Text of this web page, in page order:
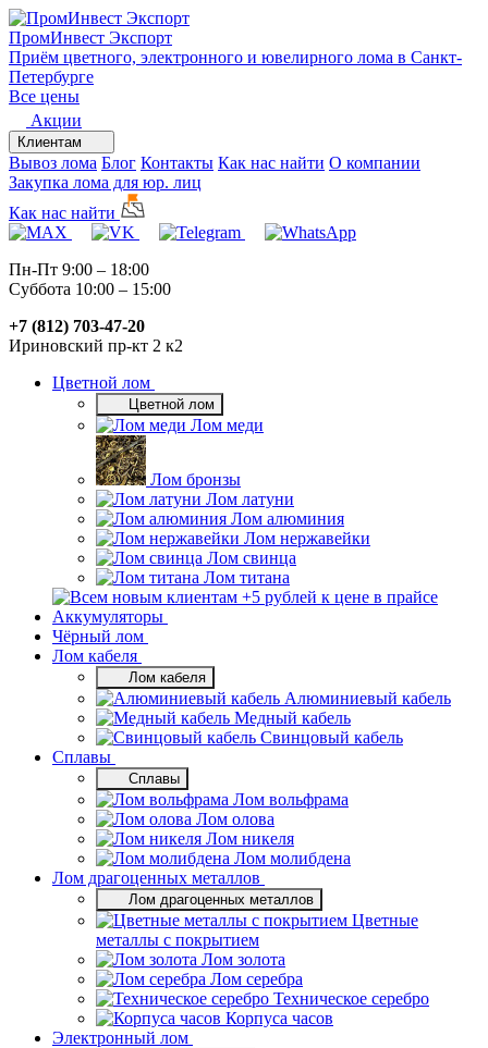
ПромИнвест Экспорт
Приём цветного, электронного и ювелирного лома в Санкт-
Петербурге
Все цены
Акции
Клиентам
Вывоз лома Блог Контакты Как нас найти О компании
Закупка лома для юр. лиц
Как нас найти
Пн-Пт 9:00 – 18:00
Суббота 10:00 – 15:00
+7 (812) 703-47-20
Ириновский пр-кт 2 к2
Цветной лом
Цветной лом
Лом меди
Лом бронзы
Лом латуни
Лом алюминия
Лом нержавейки
Лом свинца
Лом титана
Аккумуляторы
Чёрный лом
Лом кабеля
Лом кабеля
Алюминиевый кабель
Медный кабель
Свинцовый кабель
Сплавы
Сплавы
Лом вольфрама
Лом олова
Лом никеля
Лом молибдена
Лом драгоценных металлов
Лом драгоценных металлов
Цветные
металлы с покрытием
Лом золота
Лом серебра
Техническое серебро
Корпуса часов
Электронный лом